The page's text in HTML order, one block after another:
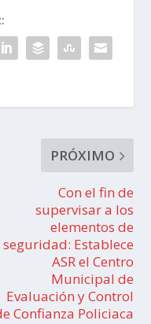
PRÓXIMO
Con el fin de
supervisar a los
elementos de
seguridad: Establece
ASR el Centro
Municipal de
Evaluación y Control
Confianza Policiaca